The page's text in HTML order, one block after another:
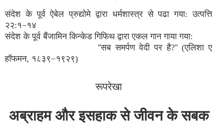
संदेश के पूर्व ऐबेल प्रुद्योमे द्वारा धर्मशास्त्र से पढा गया: उत्पत्ति
२२:१−१४
संदेश के पूर्व बैंजामिन किन्केड गिफिथ द्वारा एकल गान गाया गया:
''सब समर्पण वेदी पर है?'' (एलिशा ए
हॉफमन, १८३९−१९२९)
रूपरेखा
अब्राहम और इसहाक से जीवन के सबक